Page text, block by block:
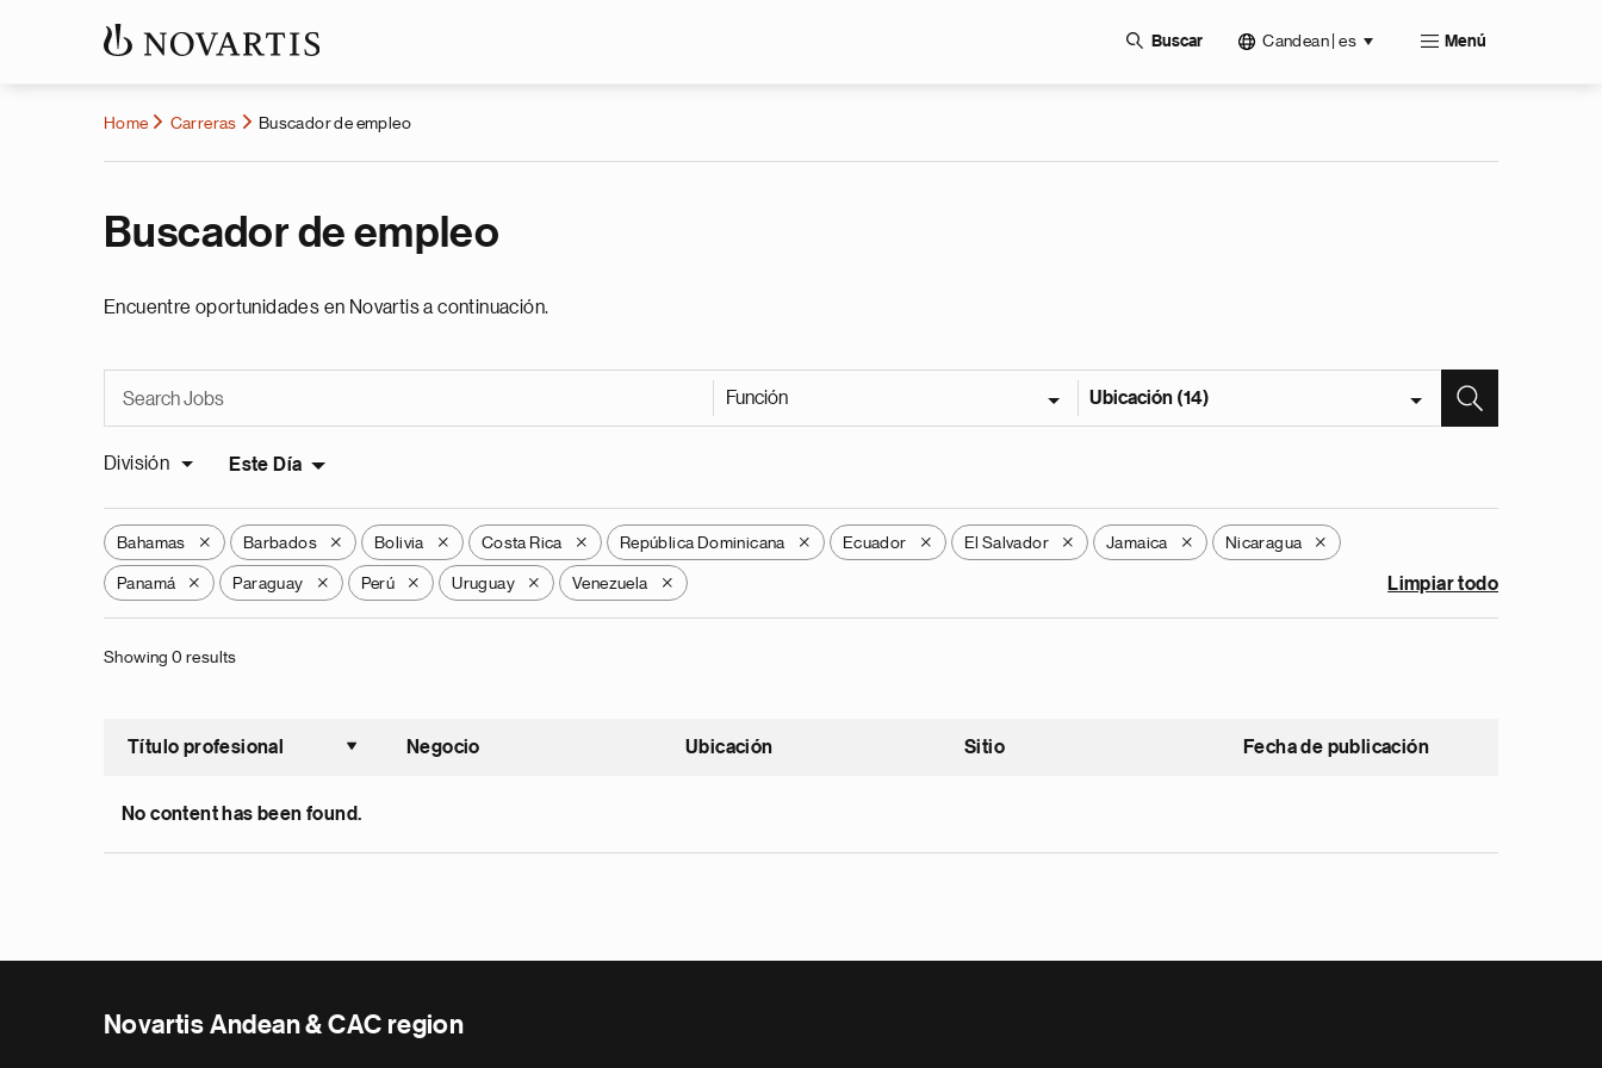
Buscar Candean | es Menú
Home Carreras Buscador de empleo
Buscador de empleo
Encuentre oportunidades en Novartis a continuación.
Función Ubicación (14)
División Este Día
Bahamas X Barbados X Bolivia X Costa Rica X República Dominicana X Ecuador X El Salvador X Jamaica X Nicaragua X
Panamá X Paraguay X Perú X Uruguay X Venezuela X Limpiar todo
Showing 0 results
Título profesional
Ordenar ascendente
Negocio Ubicación Sitio Fecha de publicación
No content has been found.
Novartis Andean & CAC region